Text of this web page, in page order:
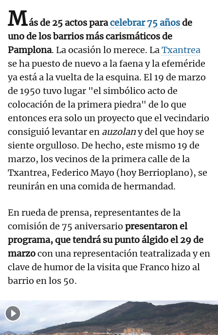
Más de 25 actos paracelebrar 75 añosde
uno de los barrios más carismáticos de
Pamplona. La ocasión lo merece. LaTxantrea
se ha puesto de nuevo a la faena y la efeméride
ya está a la vuelta de la esquina. El 19 de marzo
de 1950 tuvo lugar "el simbólico acto de
colocación de la primera piedra" de lo que
entonces era solo un proyecto que el vecindario
consiguió levantar en auzolany del que hoy se
siente orgulloso. De hecho, este mismo 19 de
marzo, los vecinos de la primera calle de la
Txantrea, Federico Mayo (hoy Berrioplano), se
reunirán en una comida de hermandad.
En rueda de prensa, representantes de la
comisión de 75 aniversario presentaron el
programa, que tendrá su punto álgido el 29 de
marzocon una representación teatralizada y en
clave de humor de la visita que Franco hizo al
barrio en los 50.